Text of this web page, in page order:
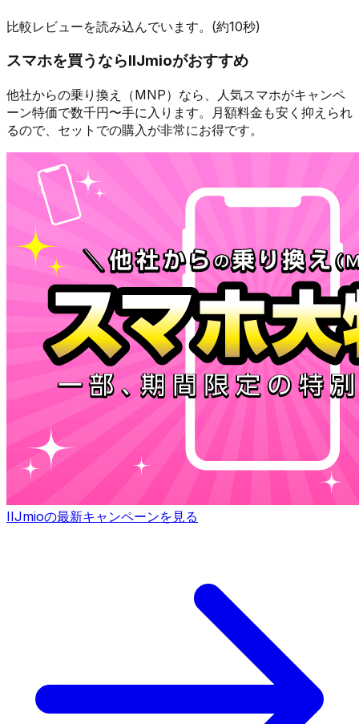
比較レビューを読み込んでいます。(約10秒)
スマホを買うならIIJmioがおすすめ
他社からの乗り換え（MNP）なら、人気スマホがキャンペ
ーン特価で数千円〜手に入ります。月額料金も安く抑えられ
るので、セットでの購入が非常にお得です。
IIJmioの最新キャンペーンを見る